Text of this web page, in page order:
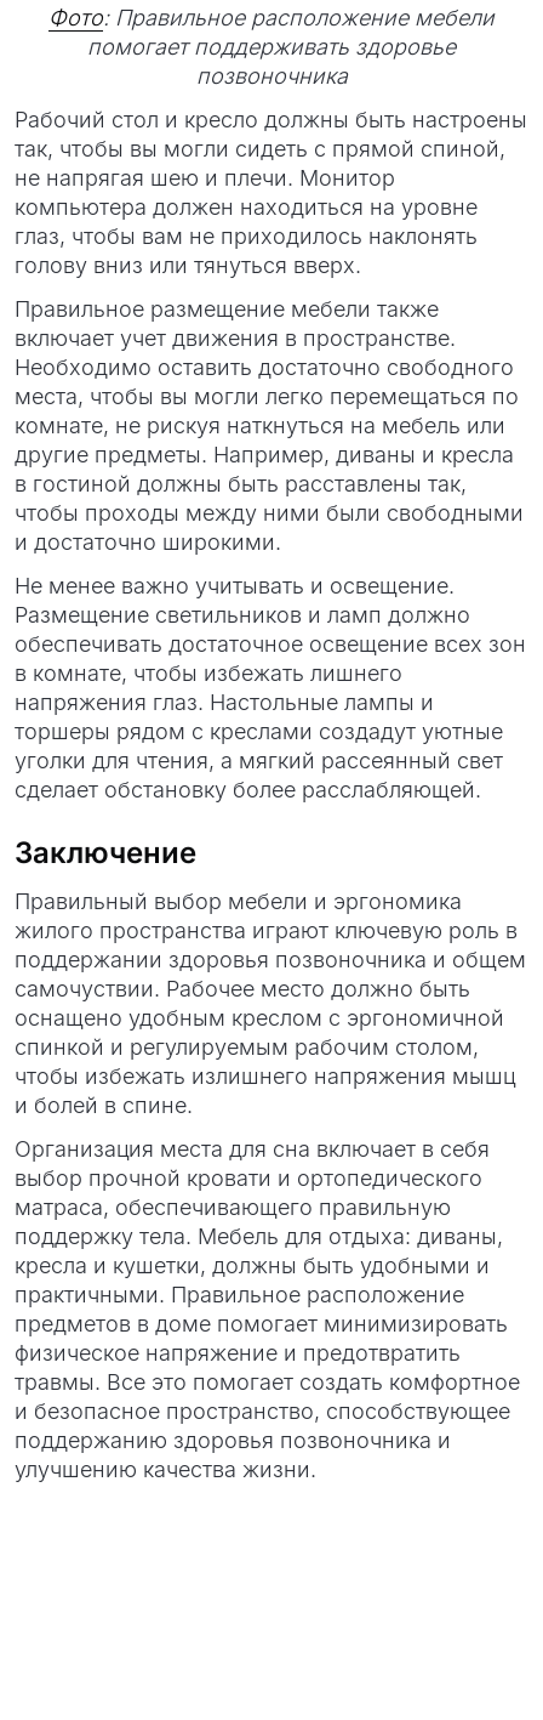
Фото: Правильное расположение мебели
помогает поддерживать здоровье
позвоночника
Рабочий стол и кресло должны быть настроены
так, чтобы вы могли сидеть с прямой спиной,
не напрягая шею и плечи. Монитор
компьютера должен находиться на уровне
глаз, чтобы вам не приходилось наклонять
голову вниз или тянуться вверх.
Правильное размещение мебели также
включает учет движения в пространстве.
Необходимо оставить достаточно свободного
места, чтобы вы могли легко перемещаться по
комнате, не рискуя наткнуться на мебель или
другие предметы. Например, диваны и кресла
в гостиной должны быть расставлены так,
чтобы проходы между ними были свободными
и достаточно широкими.
Не менее важно учитывать и освещение.
Размещение светильников и ламп должно
обеспечивать достаточное освещение всех зон
в комнате, чтобы избежать лишнего
напряжения глаз. Настольные лампы и
торшеры рядом с креслами создадут уютные
уголки для чтения, а мягкий рассеянный свет
сделает обстановку более расслабляющей.
Заключение
Правильный выбор мебели и эргономика
жилого пространства играют ключевую роль в
поддержании здоровья позвоночника и общем
самочуствии. Рабочее место должно быть
оснащено удобным креслом с эргономичной
спинкой и регулируемым рабочим столом,
чтобы избежать излишнего напряжения мышц
и болей в спине.
Организация места для сна включает в себя
выбор прочной кровати и ортопедического
матраса, обеспечивающего правильную
поддержку тела. Мебель для отдыха: диваны,
кресла и кушетки, должны быть удобными и
практичными. Правильное расположение
предметов в доме помогает минимизировать
физическое напряжение и предотвратить
травмы. Все это помогает создать комфортное
и безопасное пространство, способствующее
поддержанию здоровья позвоночника и
улучшению качества жизни.